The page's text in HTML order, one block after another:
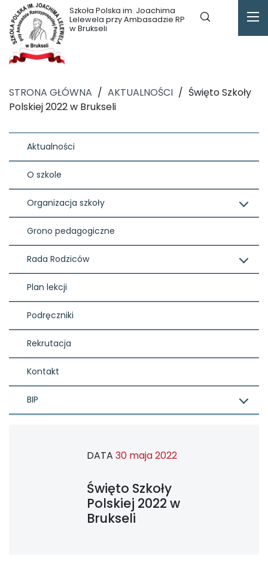
Szkoła Polska im. Joachima
Lelewela przy Ambasadzie RP
w Brukseli
STRONA GŁÓWNA / AKTUALNOŚCI / Święto Szkoły
Polskiej 2022 w Brukseli
Aktualności
O szkole
Organizacja szkoły
Grono pedagogiczne
Rada Rodziców
Plan lekcji
Podręczniki
Rekrutacja
Kontakt
BIP
DATA 30 maja 2022
Święto Szkoły
Polskiej 2022 w
Brukseli